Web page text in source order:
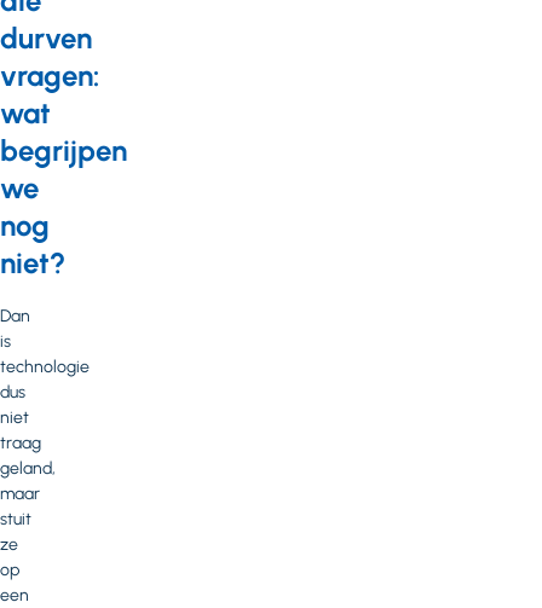
durven
vragen:
wat
begrijpen
we
nog
niet?
Dan
is
technologie
dus
niet
traag
geland,
maar
stuit
ze
op
een